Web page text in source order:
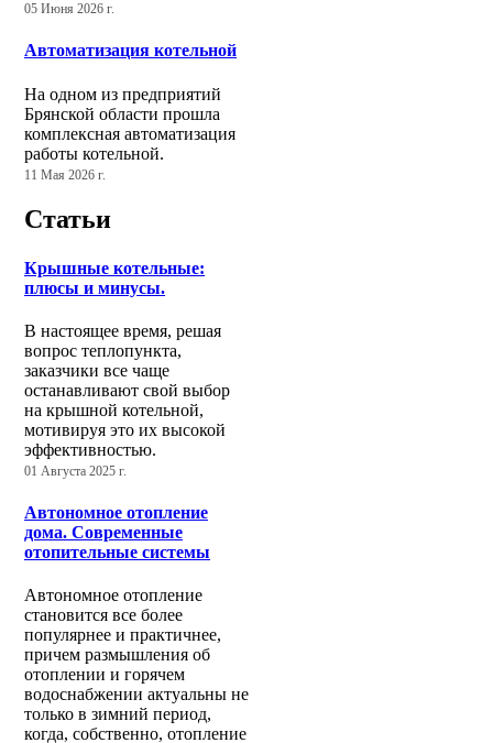
05 Июня 2026 г.
Автоматизация котельной
На одном из предприятий
Брянской области прошла
комплексная автоматизация
работы котельной.
11 Мая 2026 г.
Статьи
Крышные котельные:
плюсы и минусы.
В настоящее время, решая
вопрос теплопункта,
заказчики все чаще
останавливают свой выбор
на крышной котельной,
мотивируя это их высокой
эффективностью.
01 Августа 2025 г.
Автономное отопление
дома. Современные
отопительные системы
Автономное отопление
становится все более
популярнее и практичнее,
причем размышления об
отоплении и горячем
водоснабжении актуальны не
только в зимний период,
когда, собственно, отопление